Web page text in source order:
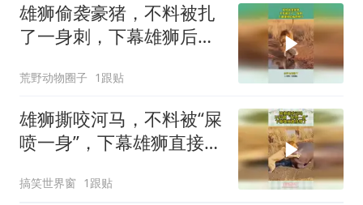
雄狮偷袭豪猪，不料被扎
了一身刺，下幕雄狮后悔
荒野动物圈子 1跟贴
雄狮撕咬河马，不料被“屎
喷一身”，下幕雄狮直接懵
搞笑世界窗 1跟贴